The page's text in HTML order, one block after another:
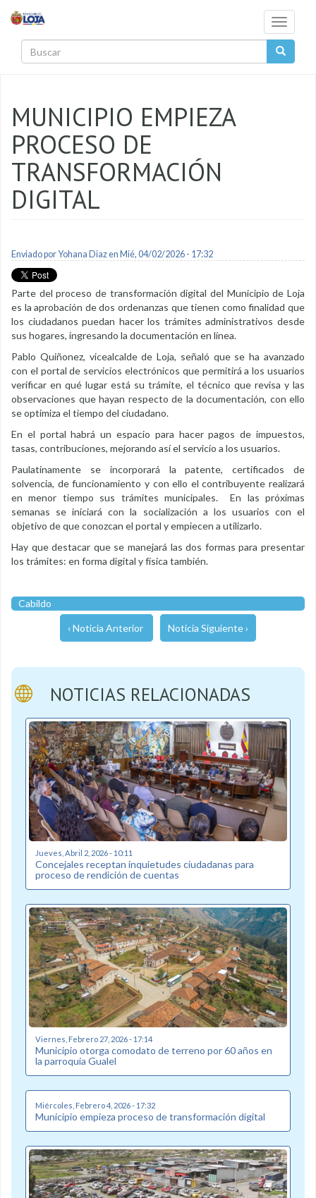
Toggle
MUNICIPIO EMPIEZA
PROCESO DE
TRANSFORMACIÓN
DIGITAL
Enviado porYohana Diazen Mié, 04/02/2026 - 17:32
Parte del proceso de transformación digital del Municipio de Loja
es la aprobación de dos ordenanzas que tienen como finalidad que
los ciudadanos puedan hacer los trámites administrativos desde
sus hogares, ingresando la documentación en línea.
Pablo Quiñonez, vicealcalde de Loja, señaló que se ha avanzado
con el portal de servicios electrónicos que permitirá a los usuarios
verificar en qué lugar está su trámite, el técnico que revisa y las
observaciones que hayan respecto de la documentación, con ello
se optimiza el tiempo del ciudadano.
En el portal habrá un espacio para hacer pagos de impuestos,
tasas, contribuciones, mejorando así el servicio a los usuarios.
Paulatinamente se incorporará la patente, certificados de
solvencia, de funcionamiento y con ello el contribuyente realizará
en menor tiempo sus trámites municipales. En las próximas
semanas se iniciará con la socialización a los usuarios con el
objetivo de que conozcan el portal y empiecen a utilizarlo.
Hay que destacar que se manejará las dos formas para presentar
los trámites: en forma digital y física también.
Cabildo
‹ Noticia Anterior Noticia Siguiente ›
NOTICIAS RELACIONADAS
Jueves, Abril 2, 2026 - 10:11
Concejales receptan inquietudes ciudadanas para
proceso de rendición de cuentas
Viernes, Febrero 27, 2026 - 17:14
Municipio otorga comodato de terreno por 60 años en
la parroquia Gualel
Miércoles, Febrero 4, 2026 - 17:32
Municipio empieza proceso de transformación digital